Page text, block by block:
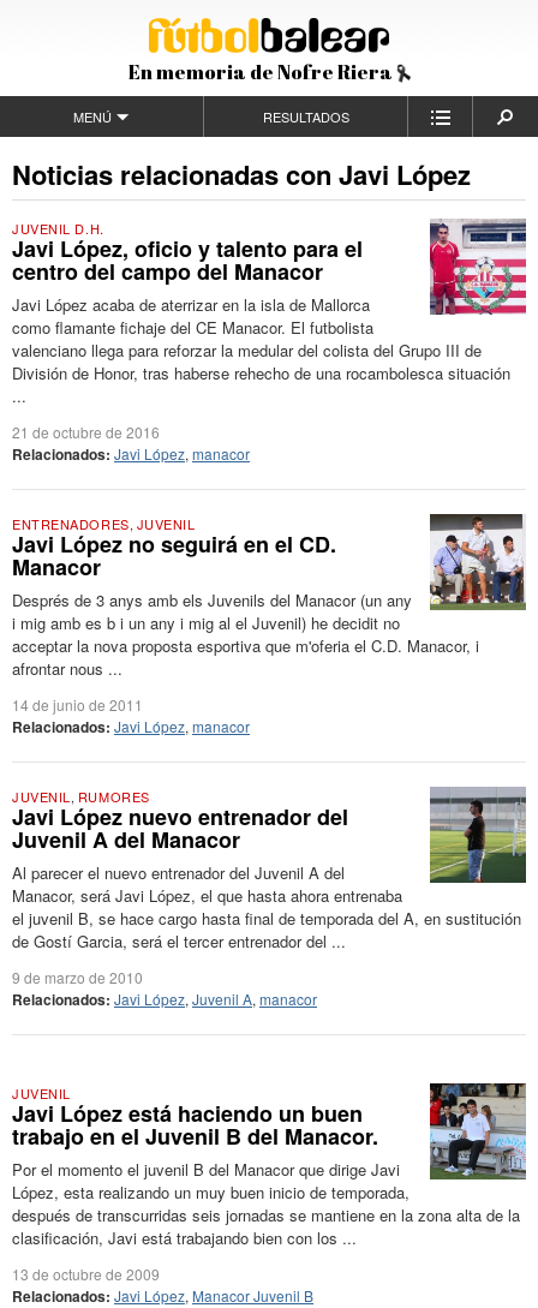
En memoria de Nofre Riera
MENÚ RESULTADOS
Noticias relacionadas con Javi López
JUVENIL D.H.
Javi López, oficio y talento para el
centro del campo del Manacor
Javi López acaba de aterrizar en la isla de Mallorca
como flamante fichaje del CE Manacor. El futbolista
valenciano llega para reforzar la medular del colista del Grupo III de
División de Honor, tras haberse rehecho de una rocambolesca situación
...
21 de octubre de 2016
Relacionados: Javi López, manacor
ENTRENADORES, JUVENIL
Javi López no seguirá en el CD.
Manacor
Després de 3 anys amb els Juvenils del Manacor (un any
i mig amb es b i un any i mig al el Juvenil) he decidit no
acceptar la nova proposta esportiva que m'oferia el C.D. Manacor, i
afrontar nous ...
14 de junio de 2011
Relacionados: Javi López, manacor
JUVENIL , RUMORES
Javi López nuevo entrenador del
Juvenil A del Manacor
Al parecer el nuevo entrenador del Juvenil A del
Manacor, será Javi López, el que hasta ahora entrenaba
el juvenil B, se hace cargo hasta final de temporada del A, en sustitución
de Gostí Garcia, será el tercer entrenador del ...
9 de marzo de 2010
Relacionados: Javi López, Juvenil A, manacor
JUVENIL
Javi López está haciendo un buen
trabajo en el Juvenil B del Manacor.
Por el momento el juvenil B del Manacor que dirige Javi
López, esta realizando un muy buen inicio de temporada,
después de transcurridas seis jornadas se mantiene en la zona alta de la
clasificación, Javi está trabajando bien con los ...
13 de octubre de 2009
Relacionados: Javi López, Manacor Juvenil B